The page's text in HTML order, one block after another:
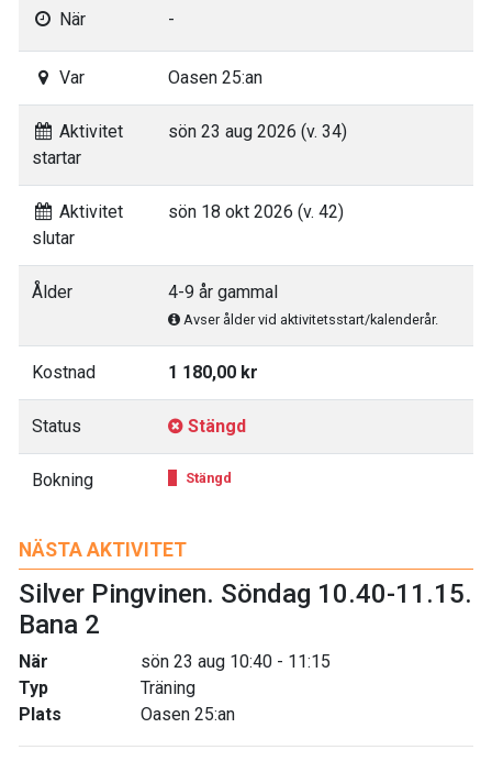
NÄSTA AKTIVITET
Silver Pingvinen. Söndag 10.40-11.15.
Bana 2
När
sön 23 aug 10:40 - 11:15
Typ
Träning
Plats
Oasen 25:an
När -
Var Oasen 25:an
Aktivitet
startar
sön 23 aug 2026 (v. 34)
Aktivitet
slutar
sön 18 okt 2026 (v. 42)
Ålder 4-9 år gammal
Avser ålder vid aktivitetsstart/kalenderår.
Kostnad 1 180,00 kr
Status Stängd
Bokning Stängd